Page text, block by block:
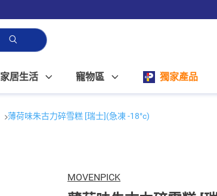
家居生活 寵物區 獨家產品
薄荷味朱古力碎雪糕 [瑞士](急凍 -18°c)
MOVENPICK